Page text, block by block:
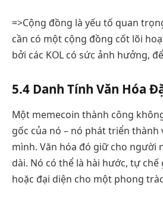
=>Cộng đồng là yếu tố quan
cần có một cộng đồng cốt lõi
bởi các KOL có sức ảnh hưởng,
5.4 Danh Tính Văn Hóa
Một memecoin thành công
gốc của nó – nó phát triển thành
mình. Văn hóa đó giữ cho người
dài. Nó có thể là hài hước, tự
hoặc đại diện cho một phong